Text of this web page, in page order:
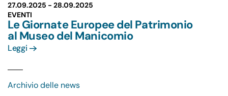
27.09.2025 - 28.09.2025
EVENTI
Le Giornate Europee del Patrimonio
al Museo del Manicomio
Leggi
Archivio delle news